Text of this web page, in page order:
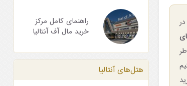
در
راهنمای کامل مرکز
خرید مال آف آنتالیا
هتل‌های آنتالیا